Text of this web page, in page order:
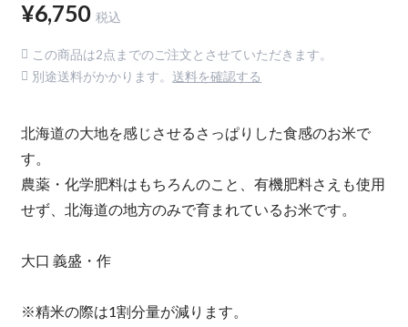
¥6,750 税込
この商品は2点までのご注文とさせていただきます。
別途送料がかかります。 送料を確認する
北海道の大地を感じさせるさっぱりした食感のお米で
す。
農薬・化学肥料はもちろんのこと、有機肥料さえも使用
せず、北海道の地方のみで育まれているお米です。
大口 義盛・作
※精米の際は1割分量が減ります。